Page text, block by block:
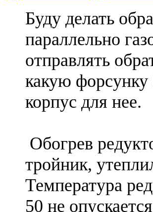
Буду делать
параллельно
отправлять
какую форсунку
корпус для нее.
Обогрев
тройник,
Температура
50 не